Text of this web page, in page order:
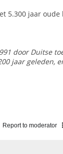
5.300 jaar
door Duitse
jaar geleden,
Report to moderator